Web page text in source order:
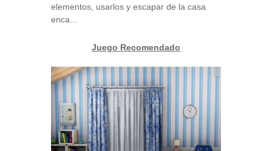
elementos, usarlos y escapar de la casa
enca...
Juego Recomendado